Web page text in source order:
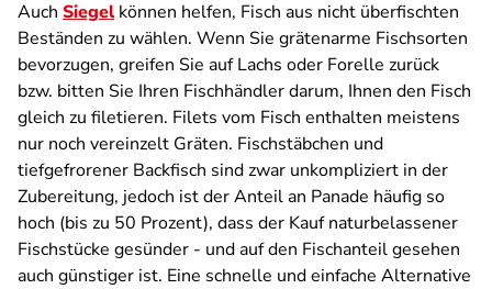
Auch Siegelkönnen helfen, Fisch aus nicht überfischten
Beständen zu wählen. Wenn Sie grätenarme Fischsorten
bevorzugen, greifen Sie auf Lachs oder Forelle zurück
bzw. bitten Sie Ihren Fischhändler darum, Ihnen den Fisch
gleich zu filetieren. Filets vom Fisch enthalten meistens
nur noch vereinzelt Gräten. Fischstäbchen und
tiefgefrorener Backfisch sind zwar unkompliziert in der
Zubereitung, jedoch ist der Anteil an Panade häufig so
hoch (bis zu 50 Prozent), dass der Kauf naturbelassener
Fischstücke gesünder - und auf den Fischanteil gesehen
auch günstiger ist. Eine schnelle und einfache Alternative